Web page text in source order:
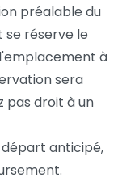
préalable du
réserve le
à
sera
pas droit à un
anticipé,